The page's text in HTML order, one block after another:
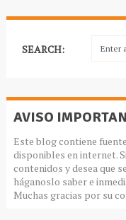
SEARCH:
AVISO
Este blog contiene
disponibles en internet.
contenidos y desea que
háganoslo saber e
Muchas gracias por su